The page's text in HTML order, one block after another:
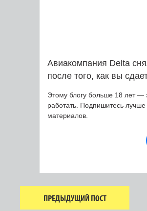
Авиакомпания Delta
после того, как вы
Этому блогу больше 18 лет —
работать. Подпишитесь
материалов.
ПРЕДЫДУЩИЙ ПОСТ